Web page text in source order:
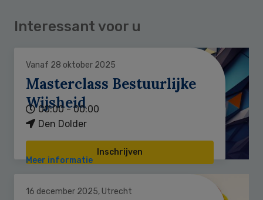
Interessant voor u
Vanaf 28 oktober 2025
Masterclass Bestuurlijke
Wijsheid
00:00 - 00:00
Den Dolder
Inschrijven
Meer informatie
16 december 2025, Utrecht